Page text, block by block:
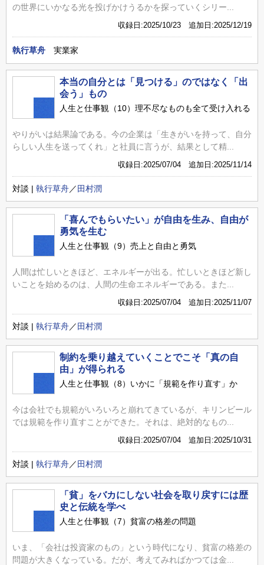
の世界にいかなる光を投げかけうるかを探っていくシリー...
収録日:2025/10/23 追加日:2025/12/19
執行草舟 実業家
本当の自分とは「見つける」のではなく「出
会う」もの
人生と仕事観（10）理不尽なものも全て受け入れる
やりがいは結果論である。今の企業は「生きがいを持って、自分
らしい人生を送ってくれ」と社員に言うが、結果として精...
収録日:2025/07/04 追加日:2025/11/14
対談 | 執行草舟／ 田村潤
「喜んでもらいたい」が自由を生み、自由が
勇気を生む
人生と仕事観（9）売上と自由と勇気
人間は忙しいときほど、エネルギーが出る。忙しいときほど新し
いことを始めるのは、人間の生命エネルギーである。また...
収録日:2025/07/04 追加日:2025/11/07
対談 | 執行草舟／ 田村潤
制約を乗り越えていくことでこそ「真の自
由」が得られる
人生と仕事観（8）いかに「規範を作り直す」か
今は会社でも規範がいろいろと崩れてきているが、キリンビール
では規範を作り直すことができた。それは、絶対的なもの...
収録日:2025/07/04 追加日:2025/10/31
対談 | 執行草舟／ 田村潤
「貧」をバカにしない社会を取り戻すには歴
史と伝統を学べ
人生と仕事観（7）貧富の格差の問題
いま、「会社は投資家のもの」という時代になり、貧富の格差の
問題が大きくなっている。だが、考えてみればかつては金...